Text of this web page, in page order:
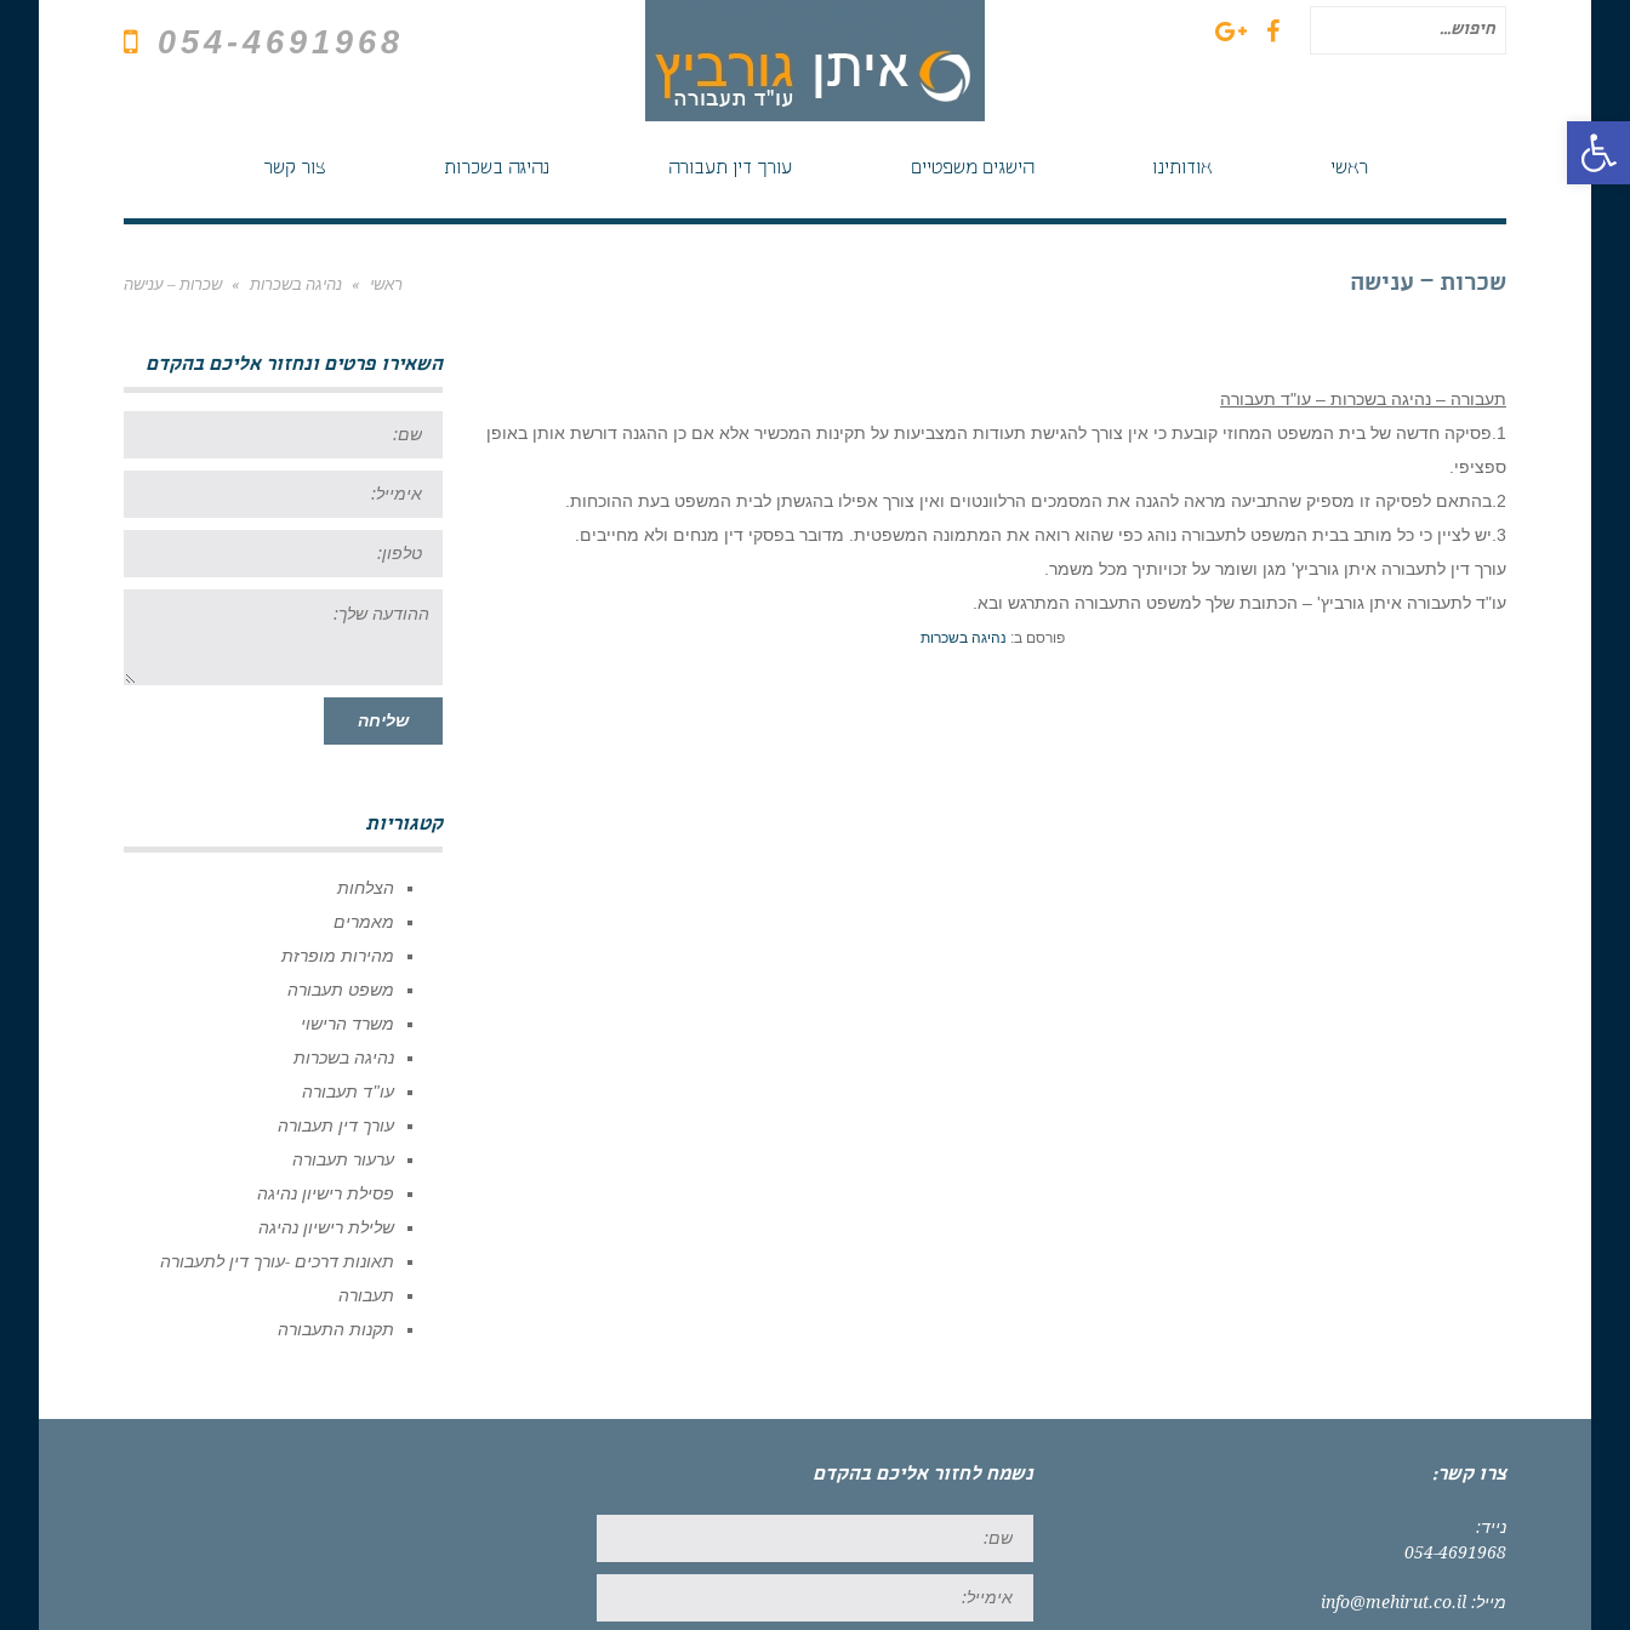
פתח סרגל נגישות
054-4691968
ראשי אודותינו הישגים משפטיים עורך דין תעבורה נהיגה בשכרות צור קשר
שכרות – ענישה ראשי » נהיגה בשכרות » שכרות – ענישה
תעבורה – נהיגה בשכרות – עו"ד תעבורה
1.פסיקה חדשה של בית המשפט המחוזי קובעת כי אין צורך להגישת תעודות המצביעות על תקינות המכשיר אלא אם כן ההגנה דורשת אותן באופן
ספציפי.
2.בהתאם לפסיקה זו מספיק שהתביעה מראה להגנה את המסמכים הרלוונטוים ואין צורך אפילו בהגשתן לבית המשפט בעת ההוכחות.
3.יש לציין כי כל מותב בבית המשפט לתעבורה נוהג כפי שהוא רואה את המתמונה המשפטית. מדובר בפסקי דין מנחים ולא מחייבים.
עורך דין לתעבורה איתן גורביץ' מגן ושומר על זכויותיך מכל משמר.
עו"ד לתעבורה איתן גורביץ' – הכתובת שלך למשפט התעבורה המתרגש ובא.
פורסם ב: נהיגה בשכרות
השאירו פרטים ונחזור אליכם בהקדם
שלך:
שליחה
קטגוריות
הצלחות
מאמרים
מהירות מופרזת
משפט תעבורה
משרד הרישוי
נהיגה בשכרות
עו"ד תעבורה
עורך דין תעבורה
ערעור תעבורה
פסילת רישיון נהיגה
שלילת רישיון נהיגה
תאונות דרכים -עורך דין לתעבורה
תעבורה
תקנות התעבורה
צרו קשר:
נייד:
054-4691968
מייל: info@mehirut.co.il
נשמח לחזור אליכם בהקדם